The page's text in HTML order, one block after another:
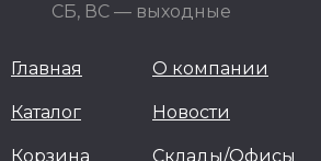
СБ, ВС — выходные
Главная
Каталог
Корзина
О компании
Новости
Склады/Офисы